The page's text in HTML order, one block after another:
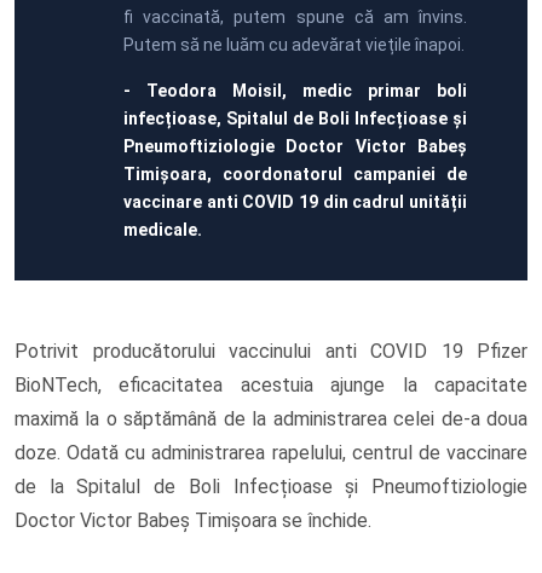
fi vaccinată, putem spune că am învins.
Putem să ne luăm cu adevărat viețile înapoi.
- Teodora Moisil, medic primar boli
infecțioase, Spitalul de Boli Infecțioase și
Pneumoftiziologie Doctor Victor Babeș
Timișoara, coordonatorul campaniei de
vaccinare anti COVID 19 din cadrul unității
medicale.
Potrivit producătorului vaccinului anti COVID 19 Pfizer
BioNTech, eficacitatea acestuia ajunge la capacitate
maximă la o săptămână de la administrarea celei de-a doua
doze. Odată cu administrarea rapelului, centrul de vaccinare
de la Spitalul de Boli Infecțioase și Pneumoftiziologie
Doctor Victor Babeș Timișoara se închide.